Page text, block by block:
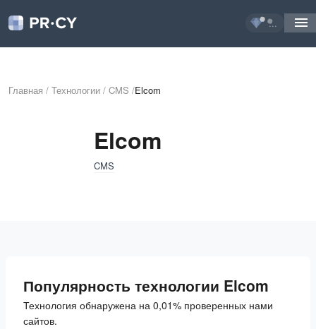
...
Главная / Технологии / CMS /Elcom
Elcom
CMS
Популярность технологии Elcom
Технология обнаружена на 0,01% проверенных нами
сайтов.